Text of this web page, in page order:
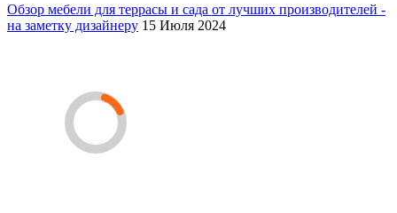
Обзор мебели для террасы и сада от лучших производителей -
на заметку дизайнеру 15 Июля 2024